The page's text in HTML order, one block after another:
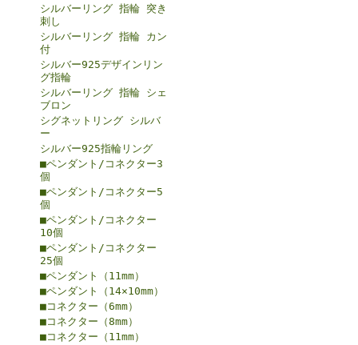
シルバーリング 指輪 突き
刺し
シルバーリング 指輪 カン
付
シルバー925デザインリン
グ指輪
シルバーリング 指輪 シェ
ブロン
シグネットリング シルバ
ー
シルバー925指輪リング
■ペンダント/コネクター3
個
■ペンダント/コネクター5
個
■ペンダント/コネクター
10個
■ペンダント/コネクター
25個
■ペンダント（11mm）
■ペンダント（14×10mm）
■コネクター（6mm）
■コネクター（8mm）
■コネクター（11mm）